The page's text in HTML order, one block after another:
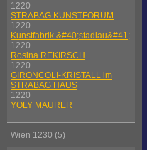
1220
STRABAG KUNSTFORUM
1220
Kunstfabrik &#40;stadlau&#41;
1220
Rosina REKIRSCH
1220
GIRONCOLI-KRISTALL im
STRABAG HAUS
1220
YOLY MAURER
Wien 1230 (5)